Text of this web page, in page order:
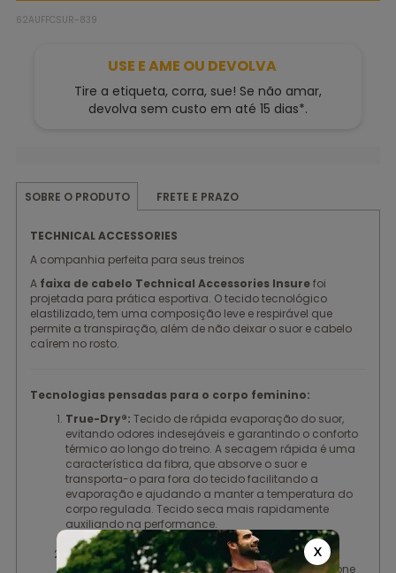
62AUFFCSUR-839
USE E AME OU DEVOLVA
Tire a etiqueta, corra, sue! Se não amar,
devolva sem custo em até 15 dias*.
SOBRE O PRODUTO FRETE E PRAZO
TECHNICAL ACCESSORIES
A companhia perfeita para seus treinos
A faixa de cabelo Technical Accessories Insurefoi
projetada para prática esportiva. O tecido tecnológico
elastilizado, tem uma composição leve e respirável que
permite a transpiração, além de não deixar o suor e cabelo
caírem no rosto.
Tecnologias pensadas para o corpo feminino:
True-Dry®: Tecido de rápida evaporação do suor,
evitando odores indesejáveis e garantindo o conforto
térmico ao longo do treino. A secagem rápida é uma
característica da fibra, que absorve o suor e
transporta-o para fora do tecido facilitando a
evaporação e ajudando a manter a temperatura do
corpo regulada. Tecido seca mais rapidamente
auxiliando na performance.
Modelagem Exclusiva Authen:Modelagem
anatômica, com tecido elastizado e faixa de silicone
X